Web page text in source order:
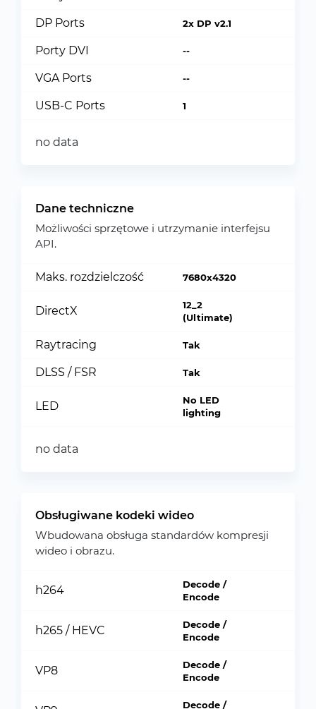
DP Ports 2x DP v2.1
Porty DVI --
VGA Ports --
USB-C Ports 1
no data
Dane techniczne
Możliwości sprzętowe i utrzymanie interfejsu
API.
Maks. rozdzielczość 7680x4320
DirectX
12_2
(Ultimate)
Raytracing Tak
DLSS / FSR Tak
LED
No LED
lighting
no data
Obsługiwane kodeki wideo
Wbudowana obsługa standardów kompresji
wideo i obrazu.
h264
Decode /
Encode
h265 / HEVC
Decode /
Encode
VP8
Decode /
Encode
Decode /